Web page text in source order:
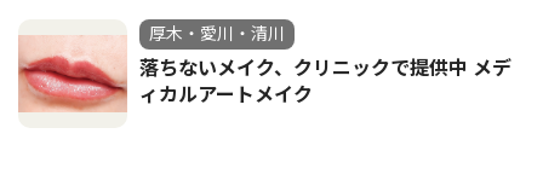
厚木・愛川・清川
落ちないメイク、クリニックで提供中 メデ
ィカルアートメイク